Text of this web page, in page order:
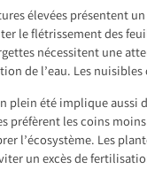
élevées présentent
le flétrissement des
nécessitent une
de l’eau. Les
plein été implique
préfèrent les coins
l’écosystème. Les
un excès de